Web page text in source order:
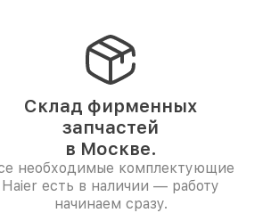
Склад фирменных
запчастей
в Москве.
необходимые комплектующие
Haier есть в наличии — работу
начинаем сразу.